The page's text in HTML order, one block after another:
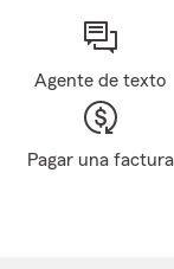
Agente de texto
Pagar una factura